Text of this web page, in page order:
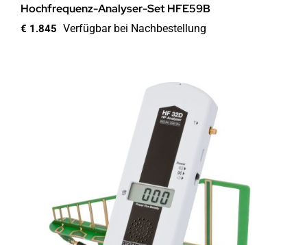
Hochfrequenz-Analyser-Set HFE59B
€ 1.845 Verfügbar bei Nachbestellung